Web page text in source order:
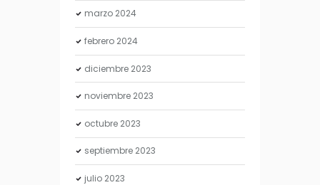
marzo 2024
febrero 2024
diciembre 2023
noviembre 2023
octubre 2023
septiembre 2023
julio 2023